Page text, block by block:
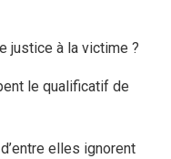
justice à la victime ?
le qualificatif de
elles ignorent